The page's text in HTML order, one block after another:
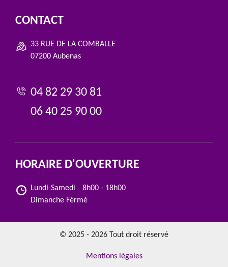
CONTACT
33 RUE DE LA COMBALLE
07200 Aubenas
04 82 29 30 81
06 40 25 90 00
HORAIRE D'OUVERTURE
Lundi-Samedi
8h00 - 18h00
Dimanche Férmé
© 2025 - 2026 Tout droit réservé
Mentions légales